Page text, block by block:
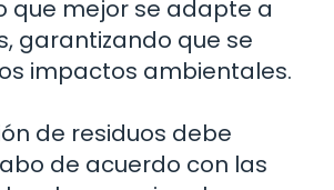
que mejor se adapte a
garantizando que se
impactos ambientales.
de residuos debe
de acuerdo con las